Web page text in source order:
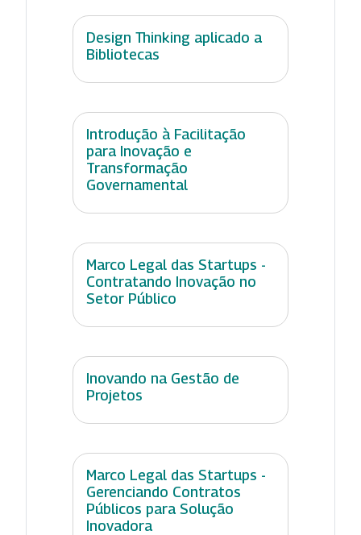
Design Thinking aplicado a
Bibliotecas
Introdução à Facilitação
para Inovação e
Transformação
Governamental
Marco Legal das Startups -
Contratando Inovação no
Setor Público
Inovando na Gestão de
Projetos
Marco Legal das Startups -
Gerenciando Contratos
Públicos para Solução
Inovadora